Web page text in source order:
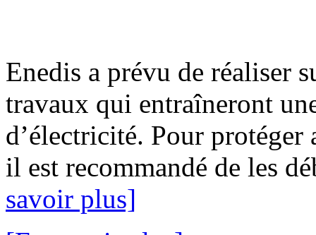
Enedis a prévu de réaliser
travaux qui entraîneront
d’électricité. Pour protéger
il est recommandé de les
savoir plus]